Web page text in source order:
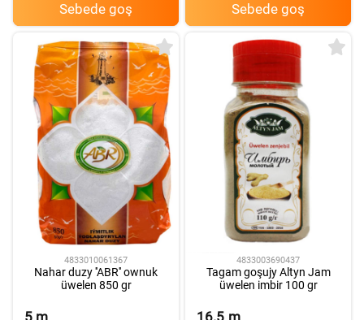
Sebede goş Sebede goş
4833010061367
Nahar duzy ''ABR'' ownuk
üwelen 850 gr
5 m
4833003690437
Tagam goşujy Altyn Jam
üwelen imbir 100 gr
16.5 m